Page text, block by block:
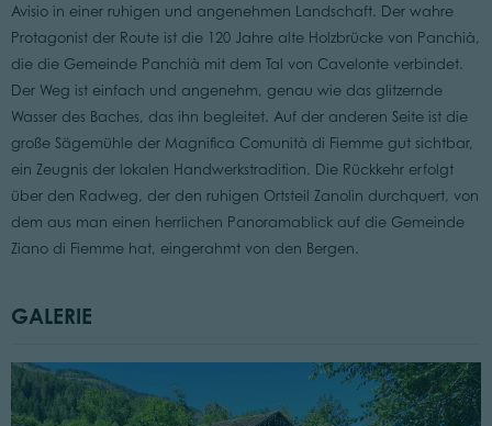
Avisio in einer ruhigen und angenehmen Landschaft. Der wahre
Protagonist der Route ist die 120 Jahre alte Holzbrücke von Panchià,
die die Gemeinde Panchià mit dem Tal von Cavelonte verbindet.
Der Weg ist einfach und angenehm, genau wie das glitzernde
Wasser des Baches, das ihn begleitet. Auf der anderen Seite ist die
große Sägemühle der Magnifica Comunità di Fiemme gut sichtbar,
ein Zeugnis der lokalen Handwerkstradition. Die Rückkehr erfolgt
über den Radweg, der den ruhigen Ortsteil Zanolin durchquert, von
dem aus man einen herrlichen Panoramablick auf die Gemeinde
Ziano di Fiemme hat, eingerahmt von den Bergen.
GALERIE